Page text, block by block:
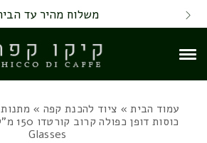
Skip to Content
Contact Us משלוח מהיר עד
עמוד הבית» ציוד להכנת קפה »
Glasses
Back top top